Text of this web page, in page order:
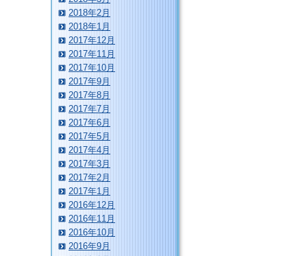
2018年2月
2018年1月
2017年12月
2017年11月
2017年10月
2017年9月
2017年8月
2017年7月
2017年6月
2017年5月
2017年4月
2017年3月
2017年2月
2017年1月
2016年12月
2016年11月
2016年10月
2016年9月